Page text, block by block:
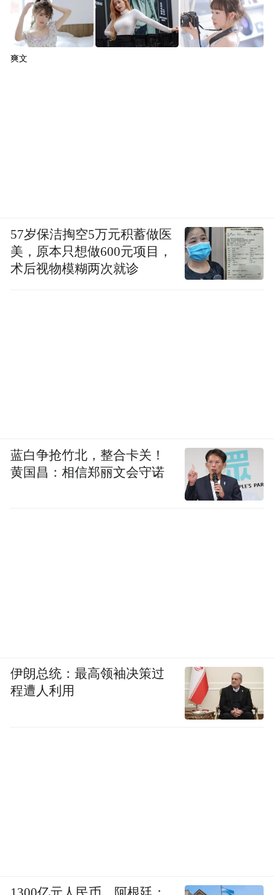
爽文
57岁保洁掏空5万元积蓄做医
美，原本只想做600元项目，
术后视物模糊两次就诊
蓝白争抢竹北，整合卡关！
黄国昌：相信郑丽文会守诺
伊朗总统：最高领袖决策过
程遭人利用